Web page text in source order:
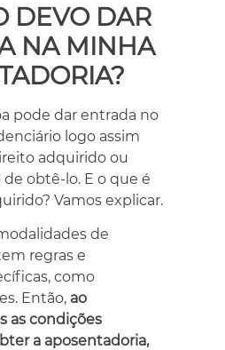
DEVO DAR
NA MINHA
pode dar entrada no
logo assim
adquirido ou
obtê-lo. E o que é
Vamos explicar.
de
regras e
como
Então, ao
as condições
a aposentadoria,